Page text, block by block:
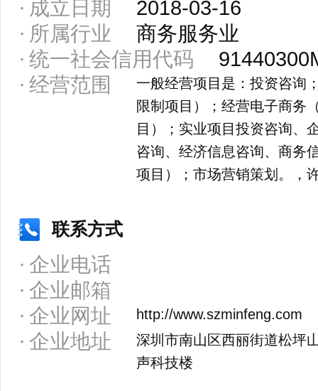
成立日期
2018-03-16
所属行业
商务服务业
统一社会信用代码
经营范围
一般经营项目是：投资咨询
限制项目）；经营电子商务
目）；实业项目投资咨询、
咨询、经济信息咨询、商务
项目）；市场营销策划。，
联系方式
企业电话
企业邮箱
企业网址
http://www.szminfeng.com
企业地址
深圳市南山区西丽街道松坪
声科技楼